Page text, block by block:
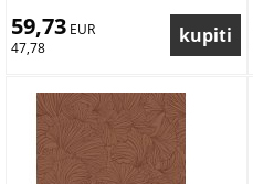
59,73 EUR
47,78